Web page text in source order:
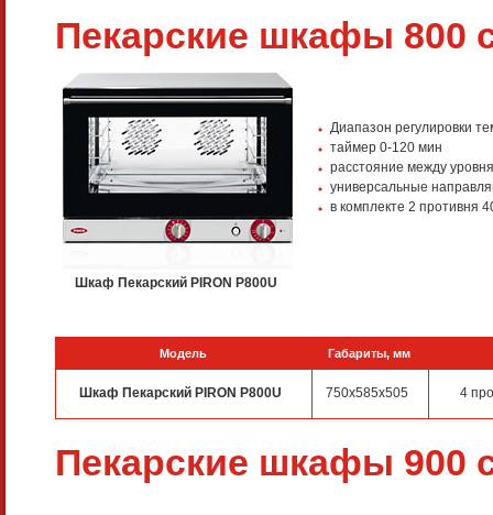
Пекарские шкафы 800
Диапазон регулировки
таймер 0-120 мин
расстояние между
универсальные
в комплекте 2 противня
Шкаф Пекарский PIRON P800U
Модель Габариты, мм
Шкаф Пекарский PIRON P800U 750x585x505 4
Пекарские шкафы 900